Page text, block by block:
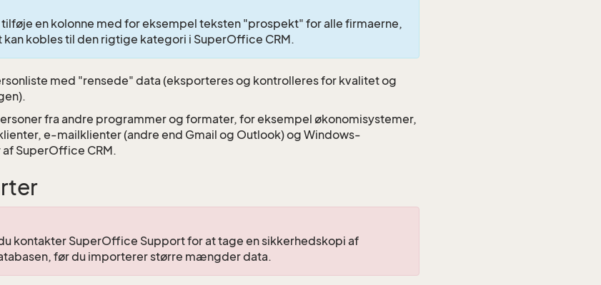
tilføje en kolonne med for eksempel teksten "prospekt" for alle firmaerne,
kan kobles til den rigtige kategori i SuperOffice CRM.
med "rensede" data (eksporteres og kontrolleres for kvalitet og
fra andre programmer og formater, for eksempel økonomisystemer,
e-mailklienter (andre end Gmail og Outlook) og Windows-
SuperOffice CRM.
kontakter SuperOffice Support for at tage en sikkerhedskopi af
før du importerer større mængder data.